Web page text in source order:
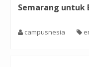
Semarang untuk
campusnesia